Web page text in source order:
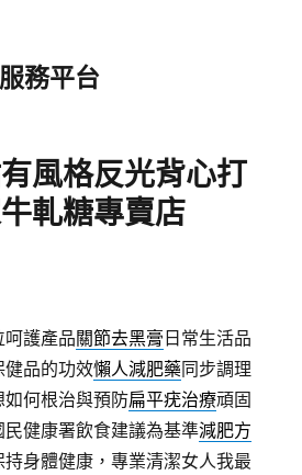
務平台
風格反光背心打
軋糖專賣店
護產品關節去黑膏日常生活品
健品的功效懶人減肥藥同步調理
何根治與預防扁平疣治療頑固
健康署飲食建議為基準減肥方
身體健康，專業清潔女人我最